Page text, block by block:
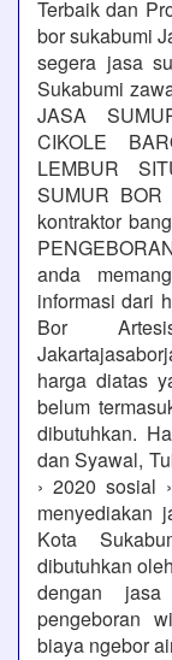
Terbaik dan
bor sukabumi
segera jasa
Sukabumi
JASA
CIKOLE
LEMBUR
SUMUR
kontraktor
anda
informasi dari
Bor
harga diatas
belum
dibutuhkan.
dan Syawal,
› 2020 sosial
menyediakan
Kota
dibutuhkan
dengan
pengeboran
biaya ngebor